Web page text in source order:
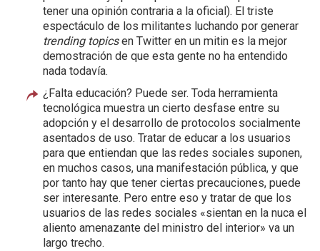
tener una opinión contraria a la oficial). El triste
espectáculo de los militantes luchando por generar
trending topicsen Twitter en un mitin es la mejor
demostración de que esta gente no ha entendido
nada todavía.
¿Falta educación? Puede ser. Toda herramienta
tecnológica muestra un cierto desfase entre su
adopción y el desarrollo de protocolos socialmente
asentados de uso. Tratar de educar a los usuarios
para que entiendan que las redes sociales suponen,
en muchos casos, una manifestación pública, y que
por tanto hay que tener ciertas precauciones, puede
ser interesante. Pero entre eso y tratar de que los
usuarios de las redes sociales «sientan en la nuca el
aliento amenazante del ministro del interior» va un
largo trecho.